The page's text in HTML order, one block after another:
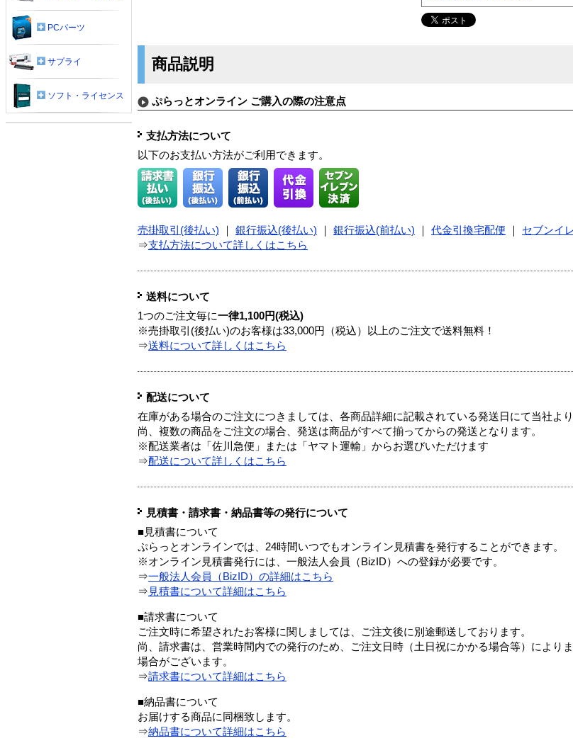
商品説明
ぷらっとオンライン ご購入の際の注意点
支払方法について
以下のお支払い方法がご利用できます。
売掛取引(後払い) 銀行振込(後払い) 銀行振込(前払い) 代金引換宅配便
セブンイ
⇒支払方法について詳しくはこちら
送料について
1つのご注文毎に一律1,100円(税込)
※売掛取引(後払い)のお客様は33,000円（税込）以上のご注文で送料無料！
⇒送料について詳しくはこちら
配送について
在庫がある場合のご注文につきましては、各商品詳細に記載されている発送日にて当社より
尚、複数の商品をご注文の場合、発送は商品がすべて揃ってからの発送となります。
※配送業者は「佐川急便」または「ヤマト運輸」からお選びいただけます
⇒配送について詳しくはこちら
見積書・請求書・納品書等の発行について
■見積書について
ぷらっとオンラインでは、24時間いつでもオンライン見積書を発行することができます。
※オンライン見積書発行には、一般法人会員（BizID）への登録が必要です。
⇒一般法人会員（BizID）の詳細はこちら
⇒ 見積書について詳細はこちら
■請求書について
ご注文時に希望されたお客様に関しましては、ご注文後に別途郵送しております。
尚、請求書は、営業時間内での発行のため、ご注文日時（土日祝にかかる場合等）により
場合がございます。
⇒請求書について詳細はこちら
■納品書について
お届けする商品に同梱致します。
⇒納品書について詳細はこちら
PCパーツ
サプライ
ソフト・ライセンス